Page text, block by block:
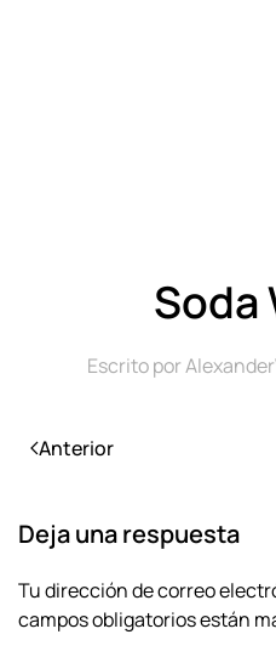
Soda
Escrito por
Anterior
Deja una respuesta
Tu dirección de correo
campos obligatorios están